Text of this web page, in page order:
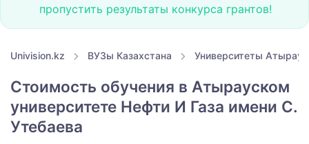
пропустить результаты конкурса грантов!
Univision.kz ВУЗы Казахстана Университеты Атырау
Стоимость обучения в Атырауском
университете Нефти И Газа имени С.
Утебаева